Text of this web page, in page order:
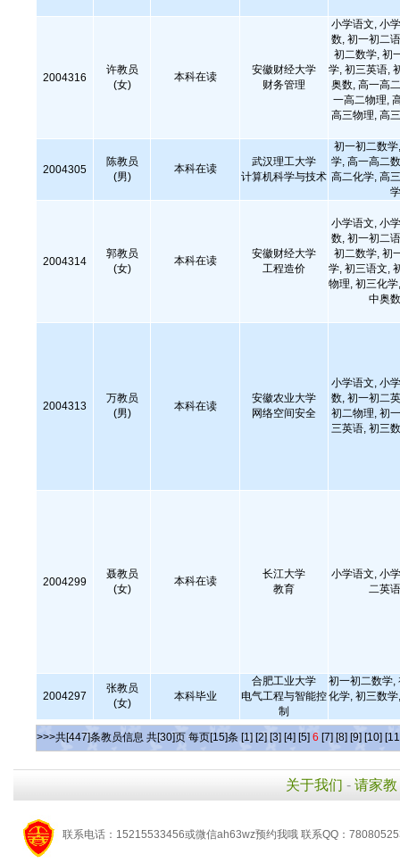
2004316
许教员
(女)
本科在读
安徽财经大学
财务管理
小学语文, 小
数, 初一初二
初二数学, 初
学, 初三英语,
奥数, 高一高
一高二物理,
高三物理, 高
2004305
陈教员
(男)
本科在读
武汉理工大学
计算机科学与技术
初一初二数
学, 高一高二
高二化学, 高
2004314
郭教员
(女)
本科在读
安徽财经大学
工程造价
小学语文, 小
数, 初一初二
初二数学, 初
学, 初三语文,
物理, 初三化
中奥
2004313
万教员
(男)
本科在读
安徽农业大学
网络空间安全
小学语文, 小
数, 初一初二
初二物理, 初
三英语, 初三
2004299
聂教员
(女)
本科在读
长江大学
教育
小学语文, 小
二英
2004297
张教员
(女)
本科毕业
合肥工业大学
电气工程与智能控
制
初一初二数学,
化学, 初三数
>>>共[447]条教员信息 共[30]页 每页[15]条 [1] [2] [3] [4] [5] 6 [7] [8] [9] [10]
关于我们 - 请家教
联系电话：15215533456或微信ah63wz预约我哦 联系QQ：